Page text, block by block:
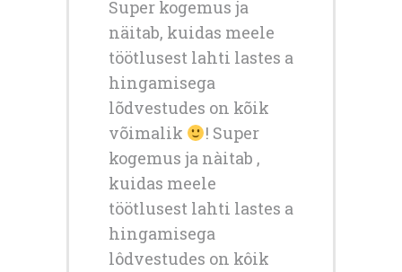
Super kogemus ja
näitab, kuidas meele
töötlusest lahti lastes a
hingamisega
lõdvestudes on kõik
võimalik
! Super
kogemus ja nàitab ,
kuidas meele
töötlusest lahti lastes a
hingamisega
lôdvestudes on kôik